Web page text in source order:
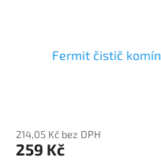
Fermit čistič
214,05 Kč bez DPH
259 Kč